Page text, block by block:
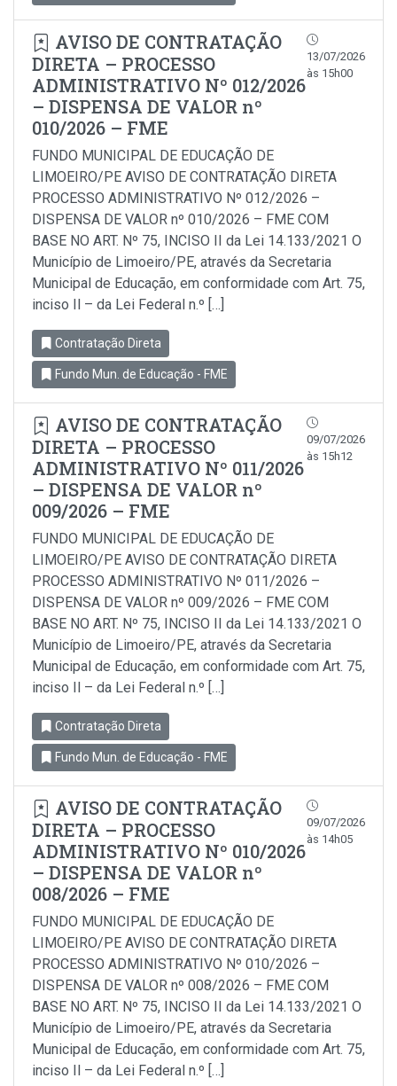
AVISO DE CONTRATAÇÃO
DIRETA – PROCESSO
ADMINISTRATIVO Nº 012/2026
– DISPENSA DE VALOR nº
010/2026 – FME
13/07/2026
às 15h00
FUNDO MUNICIPAL DE EDUCAÇÃO DE
LIMOEIRO/PE AVISO DE CONTRATAÇÃO DIRETA
PROCESSO ADMINISTRATIVO Nº 012/2026 –
DISPENSA DE VALOR nº 010/2026 – FME COM
BASE NO ART. Nº 75, INCISO II da Lei 14.133/2021 O
Município de Limoeiro/PE, através da Secretaria
Municipal de Educação, em conformidade com Art. 75,
inciso Il – da Lei Federal n.º […]
Contratação Direta
Fundo Mun. de Educação - FME
AVISO DE CONTRATAÇÃO
DIRETA – PROCESSO
ADMINISTRATIVO Nº 011/2026
– DISPENSA DE VALOR nº
009/2026 – FME
09/07/2026
às 15h12
FUNDO MUNICIPAL DE EDUCAÇÃO DE
LIMOEIRO/PE AVISO DE CONTRATAÇÃO DIRETA
PROCESSO ADMINISTRATIVO Nº 011/2026 –
DISPENSA DE VALOR nº 009/2026 – FME COM
BASE NO ART. Nº 75, INCISO II da Lei 14.133/2021 O
Município de Limoeiro/PE, através da Secretaria
Municipal de Educação, em conformidade com Art. 75,
inciso Il – da Lei Federal n.º […]
Contratação Direta
Fundo Mun. de Educação - FME
AVISO DE CONTRATAÇÃO
DIRETA – PROCESSO
ADMINISTRATIVO Nº 010/2026
– DISPENSA DE VALOR nº
008/2026 – FME
09/07/2026
às 14h05
FUNDO MUNICIPAL DE EDUCAÇÃO DE
LIMOEIRO/PE AVISO DE CONTRATAÇÃO DIRETA
PROCESSO ADMINISTRATIVO Nº 010/2026 –
DISPENSA DE VALOR nº 008/2026 – FME COM
BASE NO ART. Nº 75, INCISO II da Lei 14.133/2021 O
Município de Limoeiro/PE, através da Secretaria
Municipal de Educação, em conformidade com Art. 75,
inciso Il – da Lei Federal n.º […]